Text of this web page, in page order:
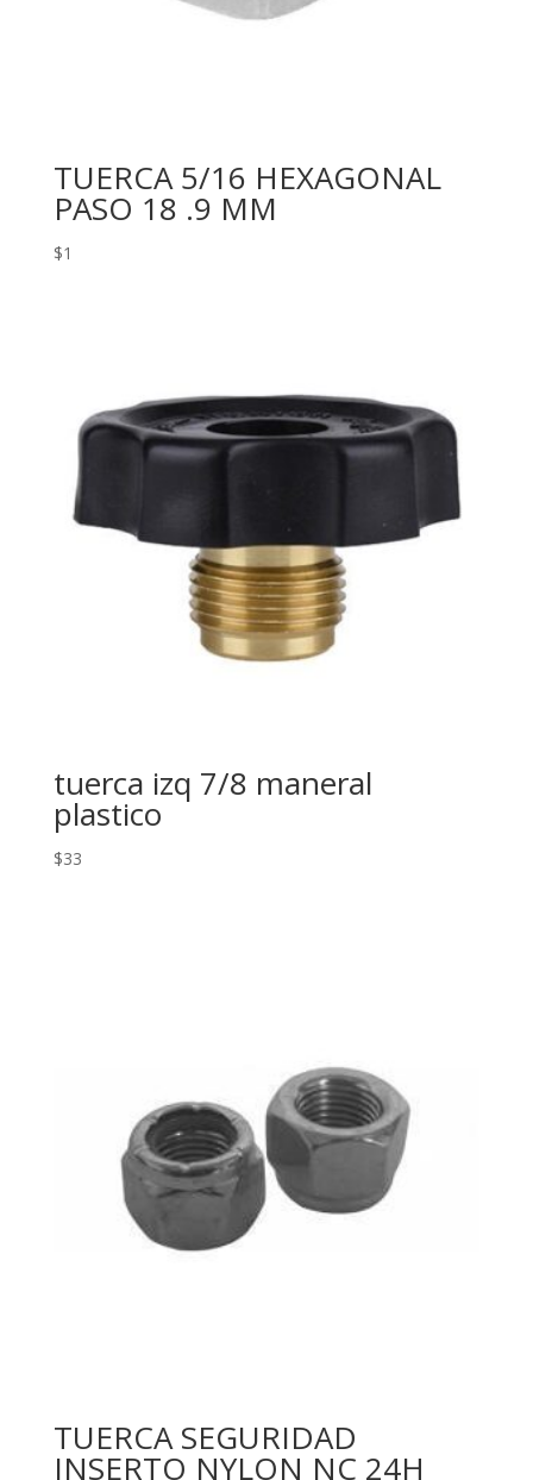
TUERCA 5/16 HEXAGONAL
PASO 18 .9 MM
$1
tuerca izq 7/8 maneral
plastico
$33
TUERCA SEGURIDAD
INSERTO NYLON NC 24H